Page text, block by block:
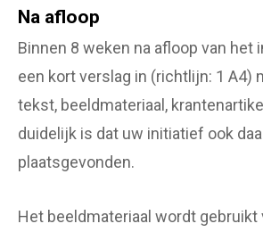
Na afloop
Binnen 8 weken na afloop van het
een kort verslag in (richtlijn: 1 A4)
tekst, beeldmateriaal,
duidelijk is dat uw initiatief ook
plaatsgevonden.
Het beeldmateriaal wordt gebruikt